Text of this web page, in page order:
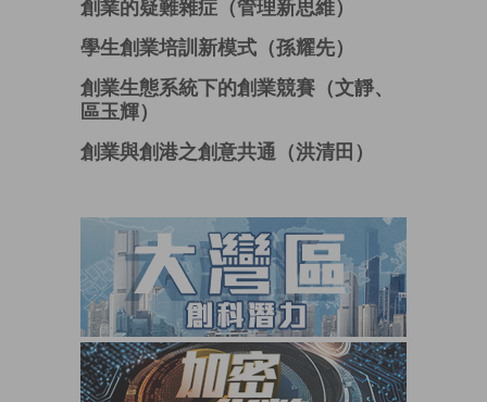
創業的疑難雜症（管理新思維）
學生創業培訓新模式（孫耀先）
創業生態系統下的創業競賽（文靜、
區玉輝）
創業與創港之創意共通（洪清田）